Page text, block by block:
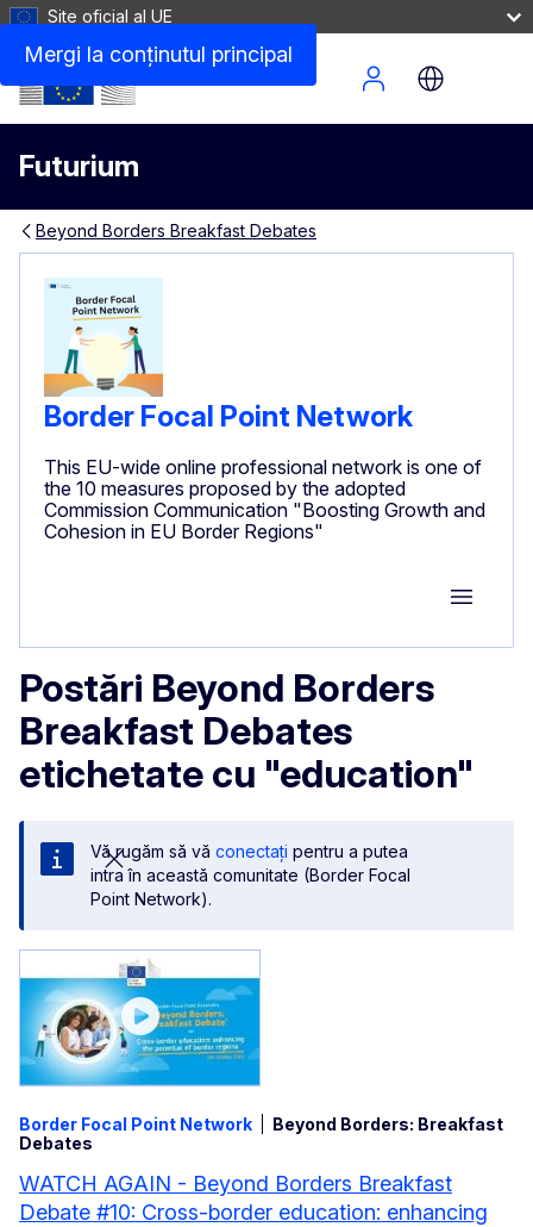
Mergi la conţinutul principal
Site oficial al UE
Futurium
Site Menu
Beyond Borders Breakfast Debates
Border Focal Point Network
This EU-wide online professional network is one of
the 10 measures proposed by the adopted
Commission Communication "Boosting Growth and
Cohesion in EU Border Regions"
Group
Postări Beyond Borders
Breakfast Debates
etichetate cu "education"
Vă rugăm să vă conectați pentru a putea
intra în această comunitate (Border Focal
Point Network).
Border Focal Point Network
Beyond Borders: Breakfast
Debates
WATCH AGAIN - Beyond Borders Breakfast
Debate #10: Cross-border education: enhancing